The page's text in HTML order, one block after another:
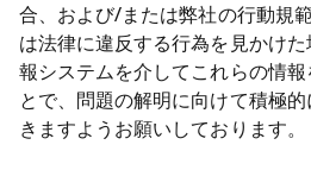
合、および/または弊社の行動規
は法律に違反する行為を見かけ
報システムを介してこれらの情報
とで、問題の解明に向けて積極
きますようお願いしております。